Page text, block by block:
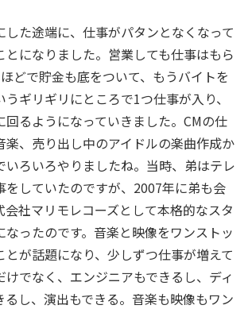
した途端に、仕事がパタンとなくなって
とになりました。営業しても仕事はもら
どで貯金も底をついて、もうバイトを
ギリギリにところで1つ仕事が入り、
回るようになっていきました。CMの仕
楽、売り出し中のアイドルの楽曲作成か
いろいろやりましたね。当時、弟はテレ
をしていたのですが、2007年に弟も会
社マリモレコーズとして本格的なスタ
なったのです。音楽と映像をワンストッ
とが話題になり、少しずつ仕事が増えて
けでなく、エンジニアもできるし、ディ
るし、演出もできる。音楽も映像もワン